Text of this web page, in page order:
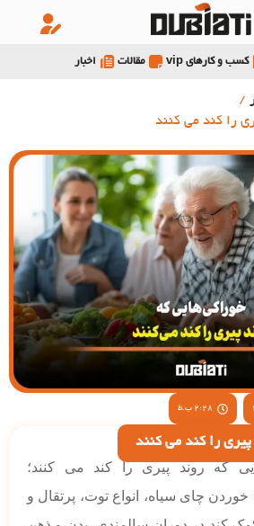
کسب و کارهای vip مقالات اخبار
/
را کند می کنند
2:28 ب.ظ
را کند می کنند
که روند پیری را کند می کنند؛
چای سیاه، انواع توت، پرتقال و